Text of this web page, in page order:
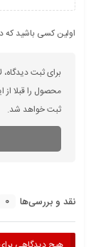
اولین کسی باشید که
برای ثبت
محصول را قبلا از
ثبت خواهد شد.
نقد و بررسی‌ها 0